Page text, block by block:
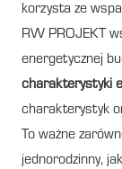
korzysta ze
RW PROJEKT
energetycznej
charakterystyki
charakterystyk
To ważne
jednorodzinny,